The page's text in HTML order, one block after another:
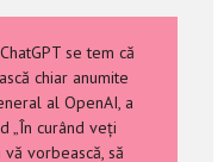
se tem că
chiar anumite
al OpenAI, a
„În curând veți
vorbească, să